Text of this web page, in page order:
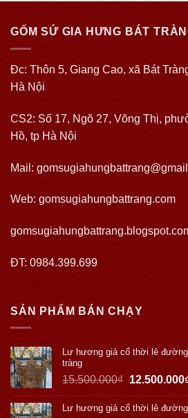
GỐM SỨ GIA HƯNG BÁT
Đc: Thôn 5, Giang Cao, xã Bát
Hà Nội
CS2: Số 17, Ngõ 27, Võng Thị,
Hồ, tp Hà Nội
Mail:
Web:gomsugiahungbattrang.com
ĐT: 0984.399.699
SẢN PHẨM BÁN CHẠY
Lư hương giả cổ thời lê
tràng
15.500.000₫ 12.500.000
Lư hương giả cổ thời lê